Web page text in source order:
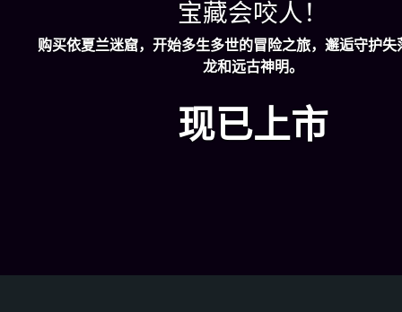
宝藏会咬人！
购买依夏兰迷窟，开始多生多世的冒险之旅，邂逅守护失
龙和远古神明。
现已上市